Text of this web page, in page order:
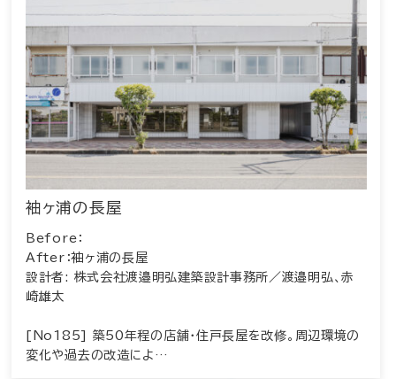
袖ヶ浦の長屋
Before：
After：袖ヶ浦の長屋
設計者: 株式会社渡邉明弘建築設計事務所／渡邉明弘、赤
崎雄太
[No185] 築50年程の店舗・住戸長屋を改修。周辺環境の
変化や過去の改造によ…